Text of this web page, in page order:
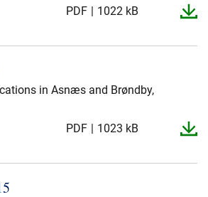
PDF 1022 kB
in Asnæs and Brøndby,
PDF 1023 kB